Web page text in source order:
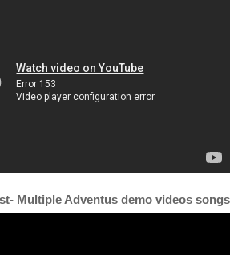
Multiple Adventus demo videos songs